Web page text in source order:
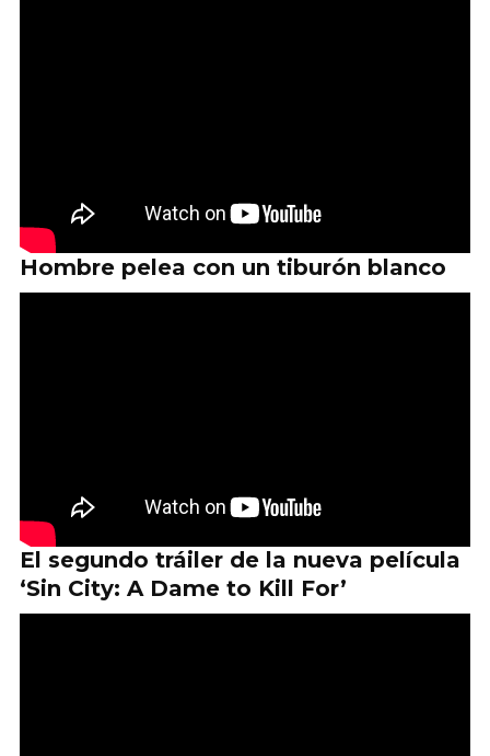
Hombre pelea con un tiburón blanco
El segundo tráiler de la nueva película
‘Sin City: A Dame to Kill For’